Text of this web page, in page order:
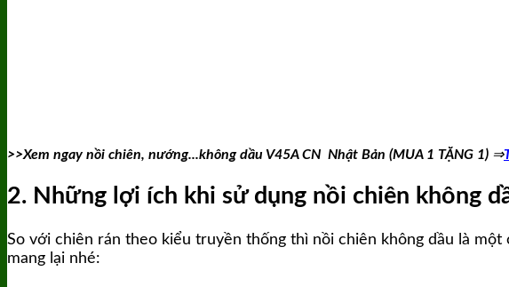
>>Xem ngay nồi chiên, nướng...không dầu V45A CN Nhật Bản (MUA 1 TẶNG 1) ⇒
2. Những lợi ích khi sử dụng nồi chiên không
So với chiên rán theo kiểu truyền thống thì nồi chiên không dầu là
mang lại nhé: